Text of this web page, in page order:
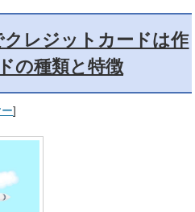
レジットカードは作
の種類と特徴
ー]